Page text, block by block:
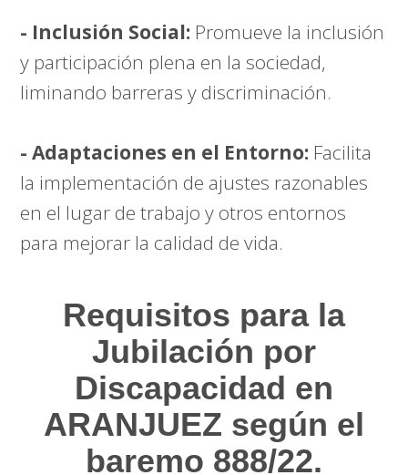
- Inclusión Social: Promueve la inclusión
y participación plena en la sociedad,
liminando barreras y discriminación.
- Adaptaciones en el Entorno: Facilita
la implementación de ajustes razonables
en el lugar de trabajo y otros entornos
para mejorar la calidad de vida.
Requisitos para la
Jubilación por
Discapacidad en
ARANJUEZ según el
baremo 888/22.